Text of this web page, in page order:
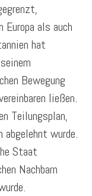
als auch
hat
Bewegung
ließen.
Teilungsplan,
abgelehnt wurde.
Staat
Nachbarn